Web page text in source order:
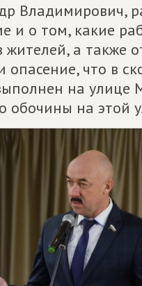
Владимирович,
и о том, какие
а также
опасение, что в
на улице
обочины на